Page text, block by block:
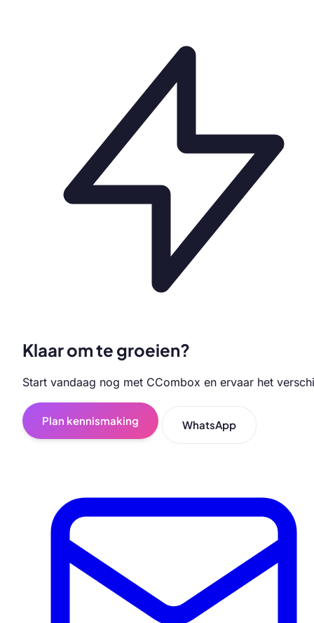
Klaar om te groeien?
Start vandaag nog met CCombox en ervaar het
Plan kennismaking WhatsApp